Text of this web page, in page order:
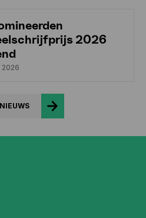
2026
2026